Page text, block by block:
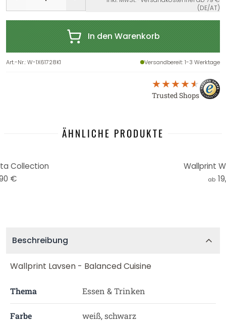
(DE/AT)
In den Warenkorb
Art.-Nr.:W-1X61728K1 Versandbereit: 1-3 Werktage
Trusted Shops
ÄHNLICHE PRODUKTE
Collection
€
Wallprint
ab
Beschreibung
Wallprint Lavsen - Balanced Cuisine
Thema Essen & Trinken
Farbe weiß, schwarz